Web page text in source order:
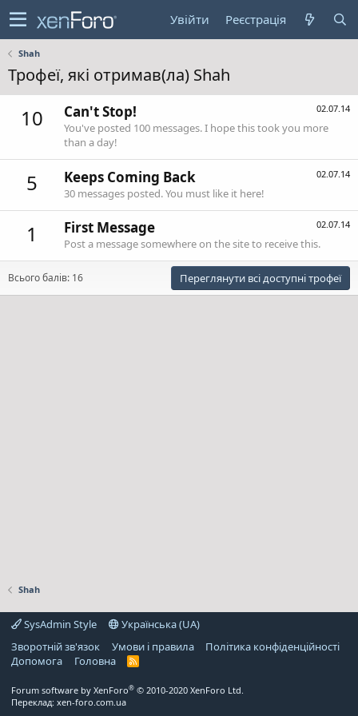
Увійти Реєстрація
Shah
Трофеї, які отримав(ла) Shah
10 02.07.14
Can't Stop!
You've posted 100 messages. I hope this took you more
than a day!
5 02.07.14
Keeps Coming Back
30 messages posted. You must like it here!
1 02.07.14
First Message
Post a message somewhere on the site to receive this.
Всього балів: 16 Переглянути всі доступні трофеї
Shah
SysAdmin Style
Українська (UA)
Зворотній зв'язок
Умови і правила
Політика конфіденційності
Дoпoмoга
Головна
R
Forum software by XenForo® © 2010-2020 XenForo Ltd.
Переклад: xen-foro.com.ua